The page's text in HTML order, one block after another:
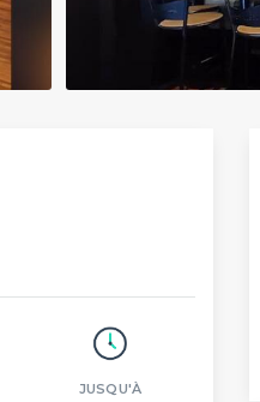
JUSQU'À